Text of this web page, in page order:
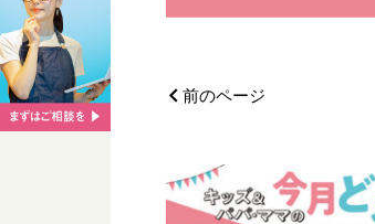
前のページ